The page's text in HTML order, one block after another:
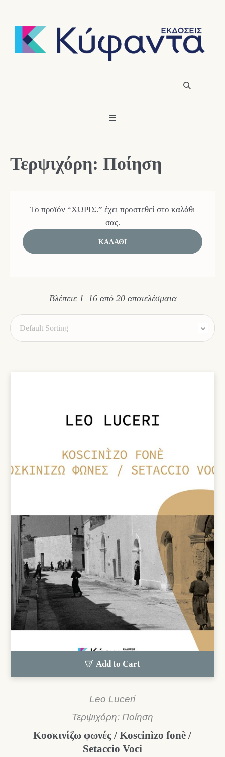
Τερψιχόρη: Ποίηση
Το προϊόν “ΧΩΡΙΣ.” έχει προστεθεί στο καλάθι
σας.
ΚΑΛΆΘΙ
Βλέπετε 1–16 από 20 αποτελέσματα
Add to Cart
Leo Luceri
Τερψιχόρη: Ποίηση
Κοσκινίζω φωνές / Koscinìzo fonè /
Setaccio Voci